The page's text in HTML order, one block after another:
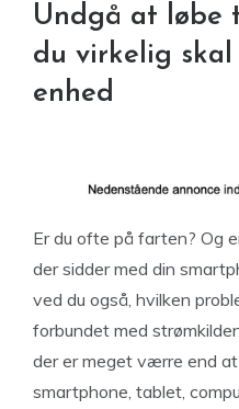
Undgå at løbe
du virkelig
enhed
Er du ofte på farten? Og
der sidder med din
ved du også, hvilken
forbundet med
der er meget værre end
smartphone, tablet,